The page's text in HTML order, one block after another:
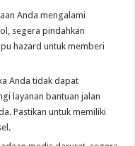
Anda mengalami
segera pindahkan
hazard untuk memberi
Anda tidak dapat
layanan bantuan jalan
Pastikan untuk memiliki